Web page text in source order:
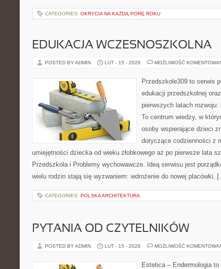
CATEGORIES: OKRYCIA NA KAŻDĄ PORĘ ROKU
EDUKACJA WCZESNOSZKOLNA
POSTED BY ADMIN LUT - 15 - 2026 MOŻLIWOŚĆ
Przedszkole309 to serwis
edukacji przedszkolnej
pierwszych latach
To centrum wiedzy, w
osoby wspierające dzieci
dotyczące codzienności z
umiejętności dziecka od wieku żłobkowego aż po pierwsze lata
Przedszkola i Problemy wychowawcze. Ideą serwisu jest
wielu rodzin stają się wyzwaniem: wdrożenie do nowej placówki,
CATEGORIES: POLSKA ARCHITEKTURA
PYTANIA OD CZYTELNIKÓW
POSTED BY ADMIN LUT - 15 - 2026 MOŻLIWOŚĆ
Estetica – Endermologia